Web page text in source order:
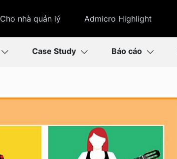
Cho nhà quản lý Admicro Highlight
Case Study Báo cáo